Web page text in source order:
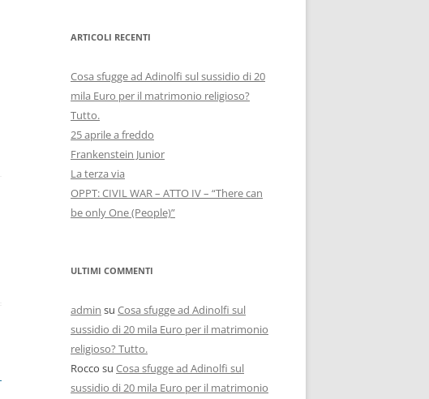
ARTICOLI RECENTI
Cosa sfugge ad Adinolfi sul sussidio di 20
mila Euro per il matrimonio religioso?
Tutto.
25 aprile a freddo
Frankenstein Junior
La terza via
OPPT: CIVIL WAR – ATTO IV – “There can
be only One (People)”
ULTIMI COMMENTI
admin su Cosa sfugge ad Adinolfi sul
sussidio di 20 mila Euro per il matrimonio
religioso? Tutto.
Rocco su Cosa sfugge ad Adinolfi sul
sussidio di 20 mila Euro per il matrimonio